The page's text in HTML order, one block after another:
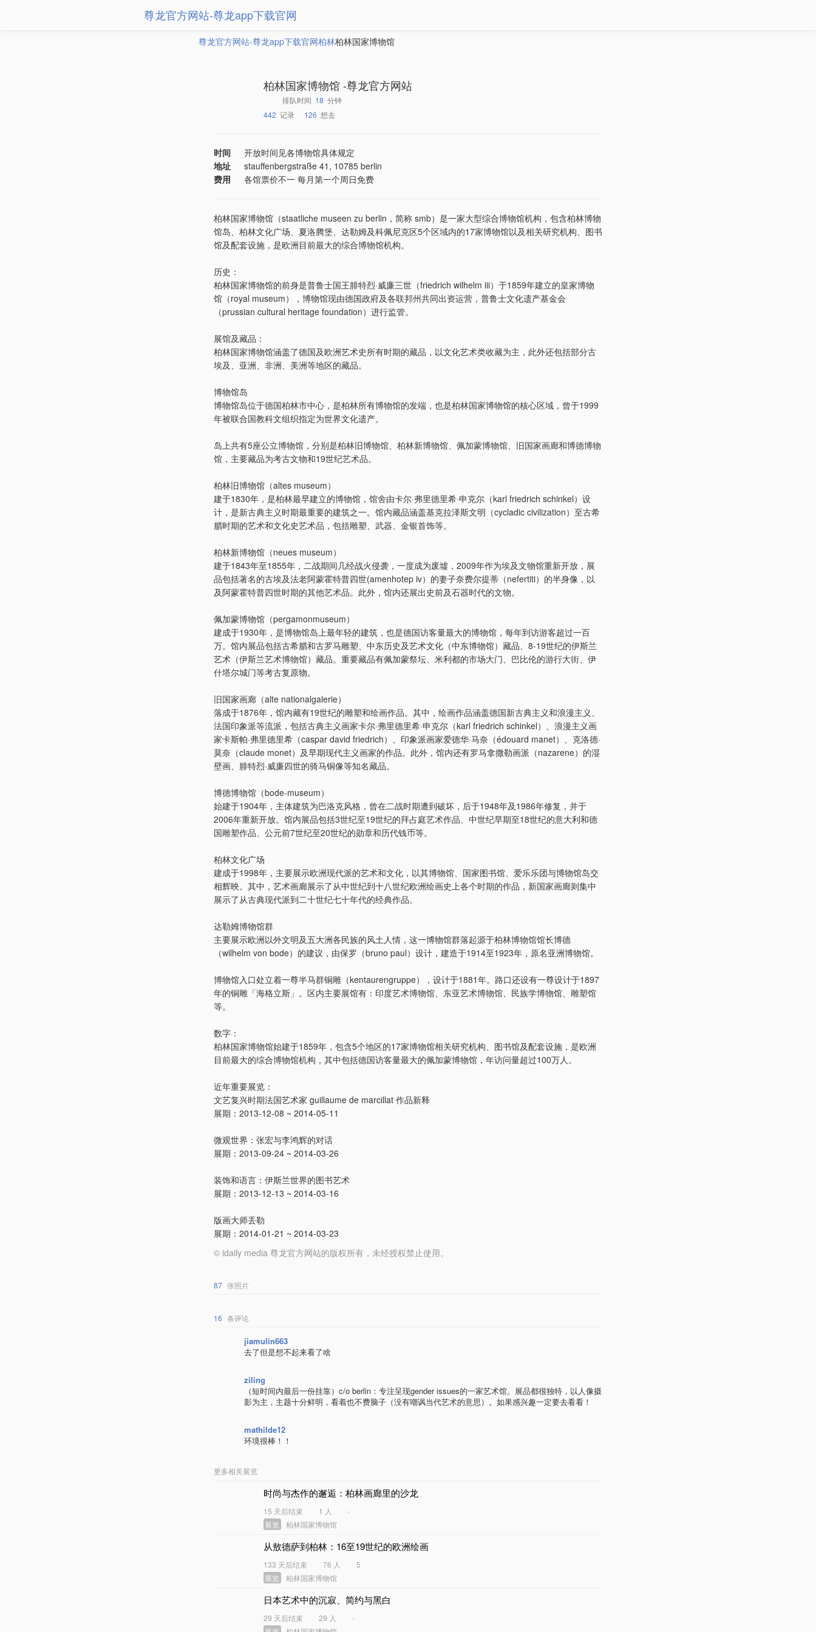
尊龙官方网站-尊龙app下载官网
尊龙官方网站-尊龙app下载官网柏林柏林国家博物馆
柏林国家博物馆 -尊龙官方网站
排队时间 18 分钟
442 记录 126 想去
时间
开放时间见各博物馆具体规定
地址
stauffenbergstraße 41, 10785 berlin
费用
各馆票价不一 每月第一个周日免费
柏林国家博物馆（staatliche museen zu berlin，简称 smb）是一家大型综合博物馆机构，包含柏林博物
馆岛、柏林文化广场、夏洛腾堡、达勒姆及科佩尼克区5个区域内的17家博物馆以及相关研究机构、图书
馆及配套设施，是欧洲目前最大的综合博物馆机构。
历史：
柏林国家博物馆的前身是普鲁士国王腓特烈·威廉三世（friedrich wilhelm iii）于1859年建立的皇家博物
馆（royal museum），博物馆现由德国政府及各联邦州共同出资运营，普鲁士文化遗产基金会
（prussian cultural heritage foundation）进行监管。
展馆及藏品：
柏林国家博物馆涵盖了德国及欧洲艺术史所有时期的藏品，以文化艺术类收藏为主，此外还包括部分古
埃及、亚洲、非洲、美洲等地区的藏品。
博物馆岛
博物馆岛位于德国柏林市中心，是柏林所有博物馆的发端，也是柏林国家博物馆的核心区域，曾于1999
年被联合国教科文组织指定为世界文化遗产。
岛上共有5座公立博物馆，分别是柏林旧博物馆、柏林新博物馆、佩加蒙博物馆、旧国家画廊和博德博物
馆，主要藏品为考古文物和19世纪艺术品。
柏林旧博物馆（altes museum）
建于1830年，是柏林最早建立的博物馆，馆舍由卡尔·弗里德里希·申克尔（karl friedrich schinkel）设
计，是新古典主义时期最重要的建筑之一。馆内藏品涵盖基克拉泽斯文明（cycladic civilization）至古希
腊时期的艺术和文化史艺术品，包括雕塑、武器、金银首饰等。
柏林新博物馆（neues museum）
建于1843年至1855年，二战期间几经战火侵袭，一度成为废墟，2009年作为埃及文物馆重新开放，展
品包括著名的古埃及法老阿蒙霍特普四世(amenhotep iv）的妻子奈费尔提蒂（nefertiti）的半身像，以
及阿蒙霍特普四世时期的其他艺术品。此外，馆内还展出史前及石器时代的文物。
佩加蒙博物馆（pergamonmuseum）
建成于1930年，是博物馆岛上最年轻的建筑，也是德国访客量最大的博物馆，每年到访游客超过一百
万。馆内展品包括古希腊和古罗马雕塑、中东历史及艺术文化（中东博物馆）藏品、8-19世纪的伊斯兰
艺术（伊斯兰艺术博物馆）藏品。重要藏品有佩加蒙祭坛、米利都的市场大门、巴比伦的游行大街、伊
什塔尔城门等考古复原物。
旧国家画廊（alte nationalgalerie）
落成于1876年，馆内藏有19世纪的雕塑和绘画作品。其中，绘画作品涵盖德国新古典主义和浪漫主义、
法国印象派等流派，包括古典主义画家卡尔·弗里德里希·申克尔（karl friedrich schinkel）、浪漫主义画
家卡斯帕·弗里德里希（caspar david friedrich）、印象派画家爱德华·马奈（édouard manet）、克洛德·
莫奈（claude monet）及早期现代主义画家的作品。此外，馆内还有罗马拿撒勒画派（nazarene）的湿
壁画、腓特烈·威廉四世的骑马铜像等知名藏品。
博德博物馆（bode-museum）
始建于1904年，主体建筑为巴洛克风格，曾在二战时期遭到破坏，后于1948年及1986年修复，并于
2006年重新开放。馆内展品包括3世纪至19世纪的拜占庭艺术作品、中世纪早期至18世纪的意大利和德
国雕塑作品、公元前7世纪至20世纪的勋章和历代钱币等。
柏林文化广场
建成于1998年，主要展示欧洲现代派的艺术和文化，以其博物馆、国家图书馆、爱乐乐团与博物馆岛交
相辉映。其中，艺术画廊展示了从中世纪到十八世纪欧洲绘画史上各个时期的作品，新国家画廊则集中
展示了从古典现代派到二十世纪七十年代的经典作品。
达勒姆博物馆群
主要展示欧洲以外文明及五大洲各民族的风土人情，这一博物馆群落起源于柏林博物馆馆长博德
（wilhelm von bode）的建议，由保罗（bruno paul）设计，建造于1914至1923年，原名亚洲博物馆。
博物馆入口处立着一尊半马群铜雕（kentaurengruppe），设计于1881年。路口还设有一尊设计于1897
年的铜雕「海格立斯」。区内主要展馆有：印度艺术博物馆、东亚艺术博物馆、民族学博物馆、雕塑馆
等。
数字：
柏林国家博物馆始建于1859年，包含5个地区的17家博物馆相关研究机构、图书馆及配套设施，是欧洲
目前最大的综合博物馆机构，其中包括德国访客量最大的佩加蒙博物馆，年访问量超过100万人。
近年重要展览：
文艺复兴时期法国艺术家 guillaume de marcillat 作品新释
展期：2013-12-08 ~ 2014-05-11
微观世界：张宏与李鸿辉的对话
展期：2013-09-24 ~ 2014-03-26
装饰和语言：伊斯兰世界的图书艺术
展期：2013-12-13 ~ 2014-03-16
版画大师丢勒
展期：2014-01-21 ~ 2014-03-23
© idaily media 尊龙官方网站的版权所有，未经授权禁止使用。
87 张照片
16 条评论
jiamulin663
去了但是想不起来看了啥
ziling
（短时间内最后一份挂靠）c/o berlin：专注呈现gender issues的一家艺术馆。展品都很独特，以人像摄
影为主，主题十分鲜明，看着也不费脑子（没有嘲讽当代艺术的意思）。如果感兴趣一定要去看看！
mathilde12
环境很棒！！
更多相关展览
时尚与杰作的邂逅：柏林画廊里的沙龙
15 天后结束 1 人
-
展览
柏林国家博物馆
从敖德萨到柏林：16至19世纪的欧洲绘画
133 天后结束 76 人
5
展览
柏林国家博物馆
日本艺术中的沉寂、简约与黑白
29 天后结束 29 人
-